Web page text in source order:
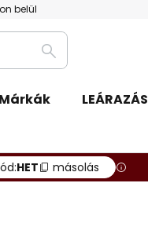
belül
Keresés
Márkák LEÁRAZÁS
HET másolás